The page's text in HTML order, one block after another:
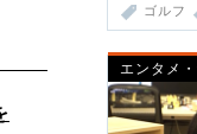
ゴルフ
エンタメ